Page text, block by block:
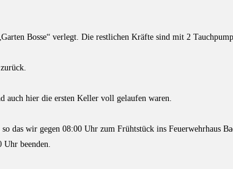
Bosse“ verlegt. Die restlichen Kräfte sind mit 2
auch hier die ersten Keller voll gelaufen waren.
das wir gegen 08:00 Uhr zum Frühtstück ins Feuerwehrhaus
beenden.